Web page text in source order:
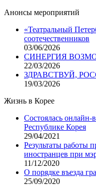
Анонсы мероприятий
«Театральный
соотечественников
03/06/2026
СИНЕРГИЯ
22/03/2026
ЗДРАВСТВУЙ,
19/03/2026
Жизнь в Корее
Состоялась онлайн-
Республике Корея
29/04/2021
Результаты работы
иностранцев при
11/12/2020
О порядке въезда
25/09/2020